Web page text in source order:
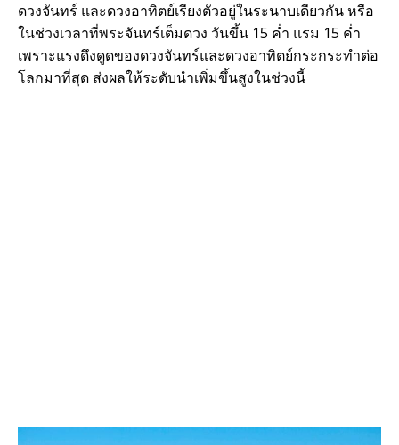
ดวงจันทร์ และดวงอาทิตย์เรียงตัวอยู่ในระนาบเดียวกัน หรือ
ในช่วงเวลาที่พระจันทร์เต็มดวง วันขึ้น 15 ค่ำ แรม 15 ค่ำ
เพราะแรงดึงดูดของดวงจันทร์และดวงอาทิตย์กระกระทำต่อ
โลกมาที่สุด ส่งผลให้ระดับนำเพิ่มขึ้นสูงในช่วงนี้